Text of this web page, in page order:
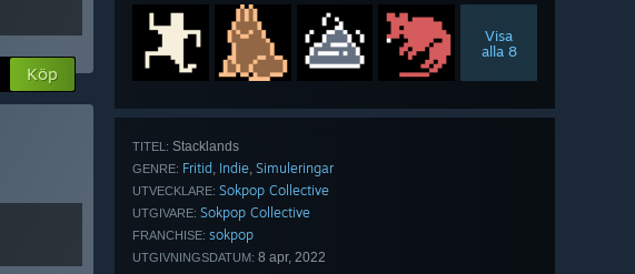
Visa
alla 8
TITEL: Stacklands
GENRE: Fritid, Indie, Simuleringar
UTVECKLARE: Sokpop Collective
UTGIVARE: Sokpop Collective
FRANCHISE: sokpop
UTGIVNINGSDATUM: 8 apr, 2022
Köp